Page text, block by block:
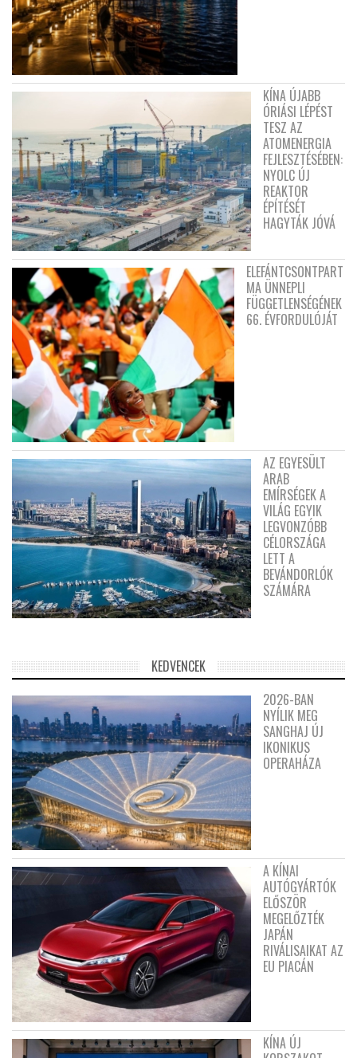
KÍNA ÚJABB
ÓRIÁSI LÉPÉST
TESZ AZ
ATOMENERGIA
FEJLESZTÉSÉBEN:
NYOLC ÚJ
REAKTOR
ÉPÍTÉSÉT
HAGYTÁK JÓVÁ
ELEFÁNTCSONTPART
MA ÜNNEPLI
FÜGGETLENSÉGÉNEK
66. ÉVFORDULÓJÁT
AZ EGYESÜLT
ARAB
EMÍRSÉGEK A
VILÁG EGYIK
LEGVONZÓBB
CÉLORSZÁGA
LETT A
BEVÁNDORLÓK
SZÁMÁRA
KEDVENCEK
2026-BAN
NYÍLIK MEG
SANGHAJ ÚJ
IKONIKUS
OPERAHÁZA
A KÍNAI
AUTÓGYÁRTÓK
ELŐSZÖR
MEGELŐZTÉK
JAPÁN
RIVÁLISAIKAT AZ
EU PIACÁN
KÍNA ÚJ